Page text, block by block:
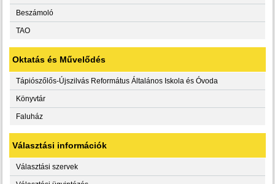
Beszámoló
TAO
Oktatás és Művelődés
Tápiószőlős-Újszilvás Református Általános Iskola és Óvoda
Könyvtár
Faluház
Választási információk
Választási szervek